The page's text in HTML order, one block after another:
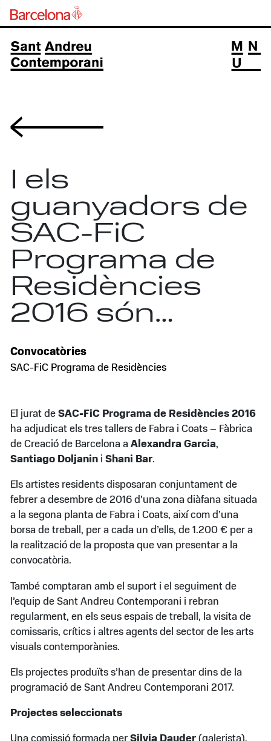
I els
guanyadors de
SAC-FiC
Programa de
Residències
2016 són…
Convocatòries
SAC-FiC Programa de Residències
El jurat deSAC-FiC Programa de Residències 2016
ha adjudicat els tres tallers de Fabra i Coats – Fàbrica
de Creació de Barcelona aAlexandra Garcia,
Santiago Doljanin iShani Bar.
Els artistes residents disposaran conjuntament de
febrer a desembre de 2016 d’una zona diàfana situada
a la segona planta de Fabra i Coats, així com d’una
borsa de treball, per a cada un d’ells, de 1.200 € per a
la realització de la proposta que van presentar a la
convocatòria.
També comptaran amb el suport i el seguiment de
l’equip de Sant Andreu Contemporani i rebran
regularment, en els seus espais de treball, la visita de
comissaris, crítics i altres agents del sector de les arts
visuals contemporànies.
Els projectes produïts s’han de presentar dins de la
programació de Sant Andreu Contemporani 2017.
Projectes seleccionats
Una comissió formada perSilvia Dauder (galerista),